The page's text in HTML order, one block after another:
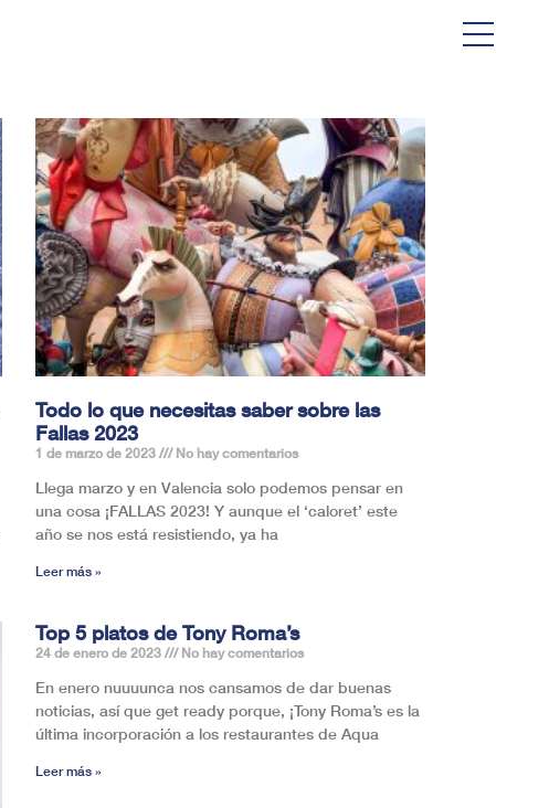
Todo lo que necesitas saber sobre las
Fallas 2023
1 de marzo de 2023 No hay comentarios
Llega marzo y en Valencia solo podemos pensar en
una cosa ¡FALLAS 2023! Y aunque el ‘caloret’ este
año se nos está resistiendo, ya ha
Leer más »
Top 5 platos de Tony Roma’s
24 de enero de 2023 No hay comentarios
En enero nuuuunca nos cansamos de dar buenas
noticias, así que get ready porque, ¡Tony Roma’s es la
última incorporación a los restaurantes de Aqua
Leer más »